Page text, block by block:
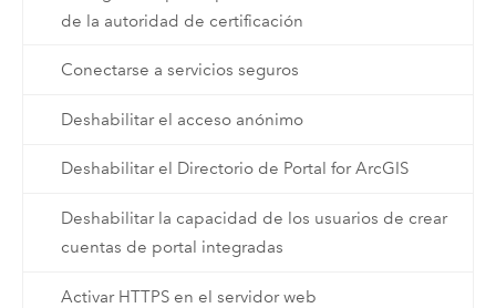
de la autoridad de certificación
Conectarse a servicios seguros
Deshabilitar el acceso anónimo
Deshabilitar el Directorio de Portal for ArcGIS
Deshabilitar la capacidad de los usuarios de crear
cuentas de portal integradas
Activar HTTPS en el servidor web